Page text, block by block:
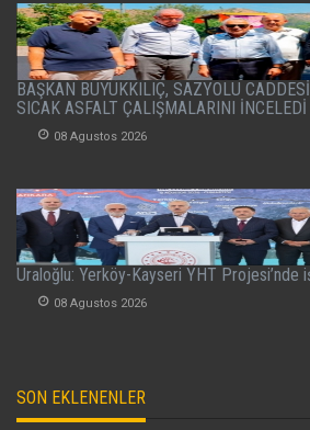
BAŞKAN BÜYÜKKILIÇ, SAZYOLU
SICAK ASFALT ÇALIŞMALARINI İNCELEDİ
08 Agustos 2026
Uraloğlu: Yerköy-Kayseri YHT Projesi’nde
08 Agustos 2026
SON EKLENENLER